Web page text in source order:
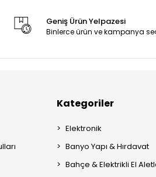
Geniş Ürün Yelpazesi
Binlerce ürün ve kampanya
Kategoriler
Elektronik
Banyo Yapı & Hırdavat
Bahçe & Elektrikli El